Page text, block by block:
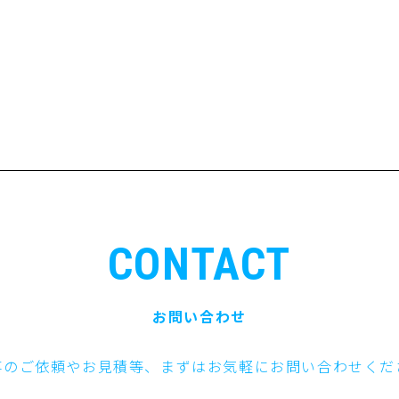
CONTACT
お問い合わせ
ご依頼やお見積等、まずはお気軽にお問い合わせく